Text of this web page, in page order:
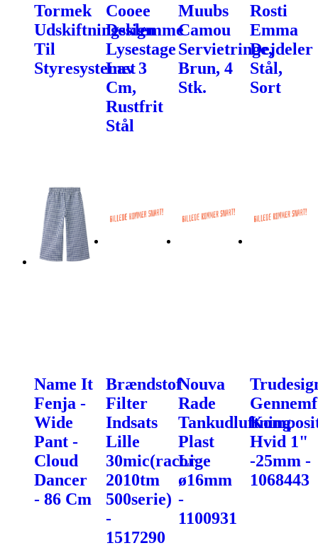
Tormek
Udskiftningsklemme
Til
Styresystemet
Cooee
Design
Lysestage
Lav 3
Cm,
Rustfrit
Stål
Muubs
Camou
Servietringe,
Brun, 4
Stk.
Rosti
Emma
Dejdeler
Stål,
Sort
Name It
Fenja -
Wide
Pant -
Cloud
Dancer
- 86 Cm
Brændstof
Filter
Indsats
Lille
30mic(racor
2010tm
500serie)
-
1517290
Nouva
Rade
Tankudluftning
Plast
Lige
ø16mm
-
1100931
Hvid 1"
-25mm -
1068443